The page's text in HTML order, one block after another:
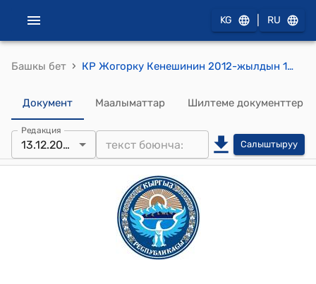
KG RU
Башкы бет › КР Жогорку Кенешинин 2012-жылдын 13-декабрындагы № 2589-V "Кыргыз Республикасындагы эркин экономикалык зоналар жөнүндө" Кыргыз Республикасынын Мыйзамынын долбоорун биринчи окууда кабыл алуу тууралуу"
Документ Маалыматтар Шилтеме документтер
Редакция
13.12.2012 Салыштыруу